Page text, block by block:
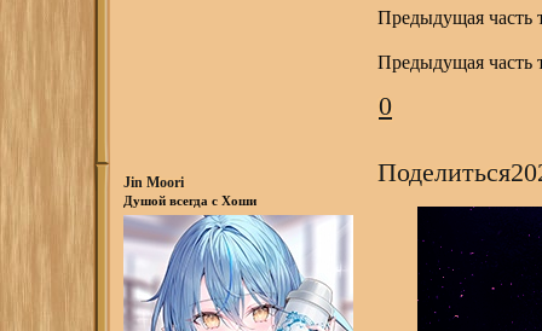
Предыдущая часть
Предыдущая часть
0
Поделиться
Jin Moori
Душой всегда с Хоши